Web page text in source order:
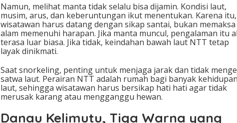
Namun, melihat manta tidak selalu bisa dijamin. Kondisi laut,
musim, arus, dan keberuntungan ikut menentukan. Karena itu,
wisatawan harus datang dengan sikap santai, bukan memaksa
alam memenuhi harapan. Jika manta muncul, pengalaman itu
terasa luar biasa. Jika tidak, keindahan bawah laut NTT tetap
layak dinikmati.
Saat snorkeling, penting untuk menjaga jarak dan tidak
satwa laut. Perairan NTT adalah rumah bagi banyak
laut, sehingga wisatawan harus bersikap hati hati agar tidak
merusak karang atau mengganggu hewan.
Danau Kelimutu, Tiga Warna yang